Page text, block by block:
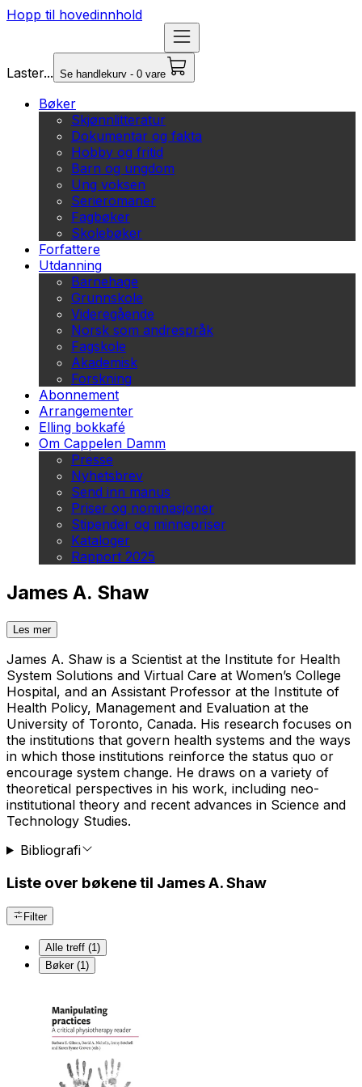
Hopp til hovedinnhold
Laster... Se handlekurv - 0 vare
Bøker
Skjønnlitteratur
Dokumentar og fakta
Hobby og fritid
Barn og ungdom
Ung voksen
Serieromaner
Fagbøker
Skolebøker
Forfattere
Utdanning
Barnehage
Grunnskole
Videregående
Norsk som andrespråk
Fagskole
Akademisk
Forskning
Abonnement
Arrangementer
Elling bokkafé
Om Cappelen Damm
Presse
Nyhetsbrev
Send inn manus
Priser og nominasjoner
Stipender og minnepriser
Kataloger
Rapport 2025
James A. Shaw
Les mer
James A. Shaw is a Scientist at the Institute for Health
System Solutions and Virtual Care at Women’s College
Hospital, and an Assistant Professor at the Institute of
Health Policy, Management and Evaluation at the
University of Toronto, Canada. His research focuses on
the institutions that govern health systems and the ways
in which those institutions reinforce the status quo or
encourage system change. He draws on a variety of
theoretical perspectives in his work, including neo-
institutional theory and recent advances in Science and
Technology Studies.
Bibliografi
Liste over bøkene til James A. Shaw
Filter
Alle treff (1)
Bøker (1)